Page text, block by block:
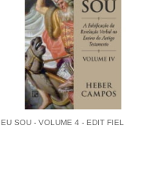
EU SOU - VOLUME 4 - EDIT FIEL